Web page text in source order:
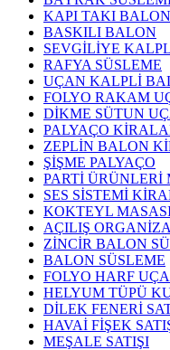
KAPI TAKI BALON
BASKILI BALON
SEVGİLİYE
RAFYA SÜSLEME
UÇAN KALPLİ
FOLYO RAKAM
DİKME SÜTUN
PALYAÇO
ZEPLİN BALON
ŞİŞME PALYAÇO
PARTİ ÜRÜNLERİ
SES SİSTEMİ
KOKTEYL
AÇILIŞ
ZİNCİR BALON
BALON SÜSLEME
FOLYO HARF
HELYUM TÜPÜ
DİLEK FENERİ
HAVAİ FİŞEK
MEŞALE SATIŞI